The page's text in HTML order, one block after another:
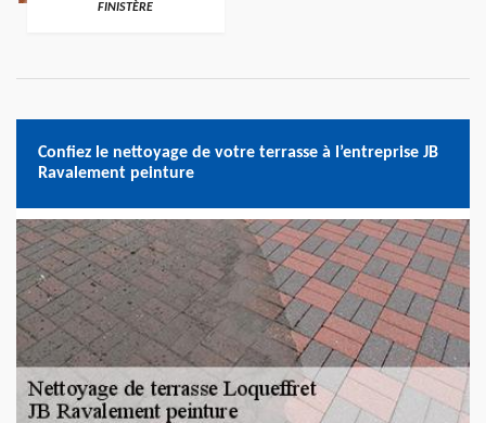
FINISTÈRE
Confiez le nettoyage de votre terrasse à l’entreprise JB
Ravalement peinture